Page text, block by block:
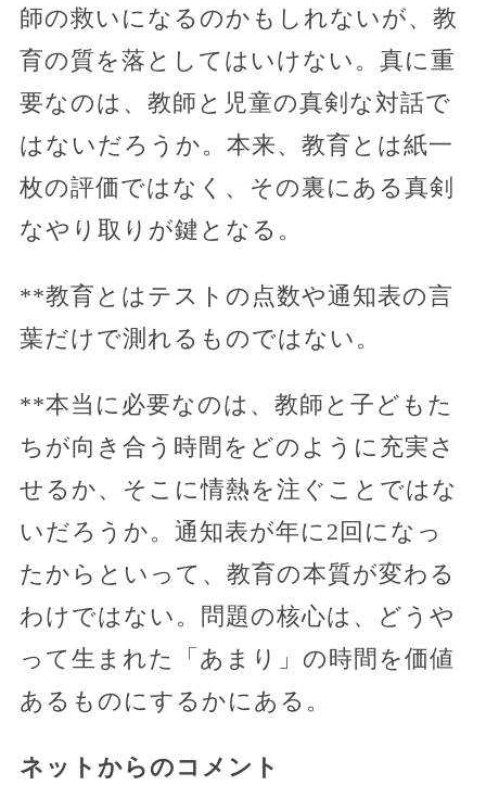
師の救いになるのかもしれないが、教
育の質を落としてはいけない。真に重
要なのは、教師と児童の真剣な対話で
はないだろうか。本来、教育とは紙一
枚の評価ではなく、その裏にある真剣
なやり取りが鍵となる。
**教育とはテストの点数や通知表の言
葉だけで測れるものではない。
**本当に必要なのは、教師と子どもた
ちが向き合う時間をどのように充実さ
せるか、そこに情熱を注ぐことではな
いだろうか。通知表が年に2回になっ
たからといって、教育の本質が変わる
わけではない。問題の核心は、どうや
って生まれた「あまり」の時間を価値
あるものにするかにある。
ネットからのコメント